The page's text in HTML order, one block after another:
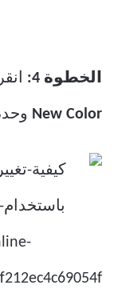
الخطوة 4:
New Color